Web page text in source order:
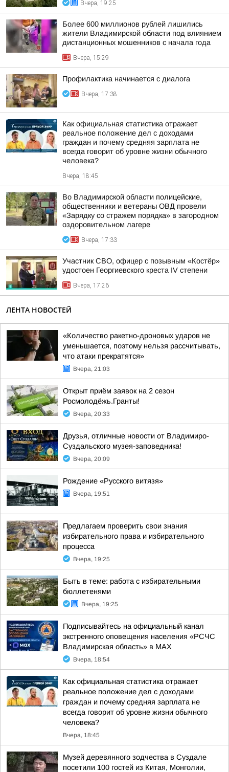
Вчера, 19:25
Более 600 миллионов рублей лишились
жители Владимирской области под влиянием
дистанционных мошенников с начала года
Вчера, 15:29
Профилактика начинается с диалога
Вчера, 17:38
Как официальная статистика отражает
реальное положение дел с доходами
граждан и почему средняя зарплата не
всегда говорит об уровне жизни обычного
человека?
Вчера, 18:45
Во Владимирской области полицейские,
общественники и ветераны ОВД провели
«Зарядку со стражем порядка» в загородном
оздоровительном лагере
Вчера, 17:33
Участник СВО, офицер с позывным «Костёр»
удостоен Георгиевского креста IV степени
Вчера, 17:26
ЛЕНТА НОВОСТЕЙ
«Количество ракетно-дроновых ударов не
уменьшается, поэтому нельзя рассчитывать,
что атаки прекратятся»
Вчера, 21:03
Открыт приём заявок на 2 сезон
Росмолодёжь.Гранты!
Вчера, 20:33
Друзья, отличные новости от Владимиро-
Суздальского музея-заповедника!
Вчера, 20:09
Рождение «Русского витязя»
Вчера, 19:51
Предлагаем проверить свои знания
избирательного права и избирательного
процесса
Вчера, 19:25
Быть в теме: работа с избирательными
бюллетенями
Вчера, 19:25
Подписывайтесь на официальный канал
экстренного оповещения населения «РСЧС
Владимирская область» в МАХ
Вчера, 18:54
Как официальная статистика отражает
реальное положение дел с доходами
граждан и почему средняя зарплата не
всегда говорит об уровне жизни обычного
человека?
Вчера, 18:45
Музей деревянного зодчества в Суздале
посетили 100 гостей из Китая, Монголии,